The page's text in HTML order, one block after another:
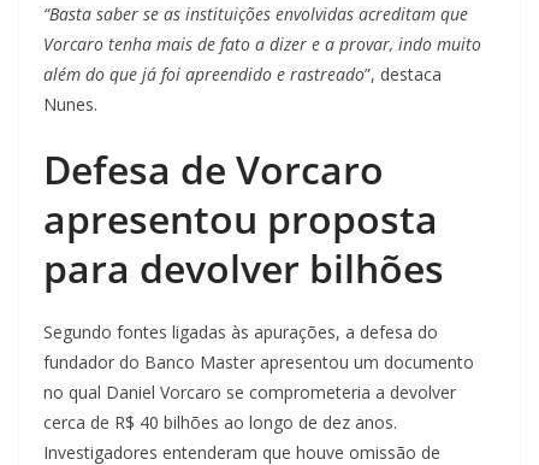
“Basta saber se as instituições envolvidas acreditam que
Vorcaro tenha mais de fato a dizer e a provar, indo muito
além do que já foi apreendido e rastreado”, destaca
Nunes.
Defesa de Vorcaro
apresentou proposta
para devolver bilhões
Segundo fontes ligadas às apurações, a defesa do
fundador do Banco Master apresentou um documento
no qual Daniel Vorcaro se comprometeria a devolver
cerca de R$ 40 bilhões ao longo de dez anos.
Investigadores entenderam que houve omissão de